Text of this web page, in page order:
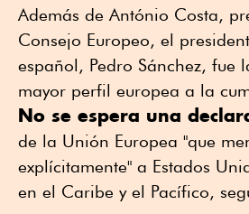
Además de António Costa,
Consejo Europeo, el
español, Pedro Sánchez, fue
mayor perfil europea a la
No se espera una
de la Unión Europea "que
explícitamente" a Estados
en el Caribe y el Pacífico,